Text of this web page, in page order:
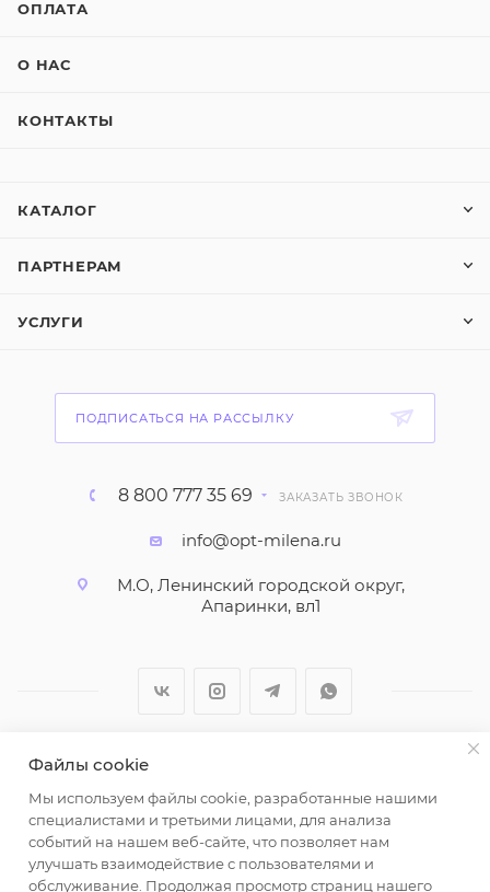
ОПЛАТА
О НАС
КОНТАКТЫ
КАТАЛОГ
ПАРТНЕРАМ
УСЛУГИ
ПОДПИСАТЬСЯ НА РАССЫЛКУ
8 800 777 35 69 ЗАКАЗАТЬ ЗВОНОК
info@opt-milena.ru
М.О, Ленинский городской округ,
Апаринки, вл1
2026 © ООО "Вайт Текстиль групп"
Любая информация на сайте носит справочный
характер и не является публичной офертой
определяемой положениями пункта 2 статьи 437
Гражданского кодекса Российской Федерации.
Файлы cookie
Мы используем файлы cookie, разработанные нашими
специалистами и третьими лицами, для анализа
событий на нашем веб-сайте, что позволяет нам
улучшать взаимодействие с пользователями и
обслуживание. Продолжая просмотр страниц нашего